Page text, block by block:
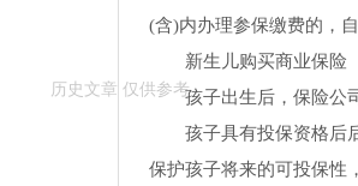
(含)内办理参保缴费的，
新生儿购买商业保险
孩子出生后，保险公
孩子具有投保资格后
保护孩子将来的可投保性